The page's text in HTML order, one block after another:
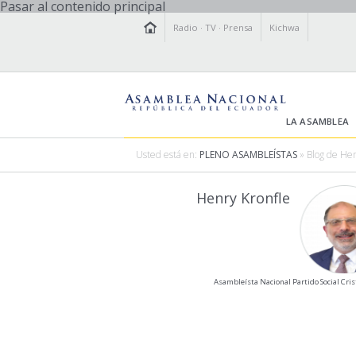
Pasar al contenido principal
Radio ·TV · Prensa Kichwa
LA ASAMBLEA
Usted está en: PLENO ASAMBLEÍSTAS » Blog de
Henry Kronfle
Asambleísta Nacional Partido Social